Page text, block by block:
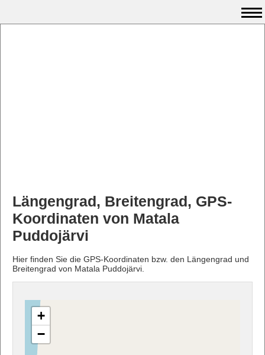
Längengrad, Breitengrad, GPS-
Koordinaten von Matala
Puddojärvi
Hier finden Sie die GPS-Koordinaten bzw. den Längengrad und
Breitengrad von Matala Puddojärvi.
+
−